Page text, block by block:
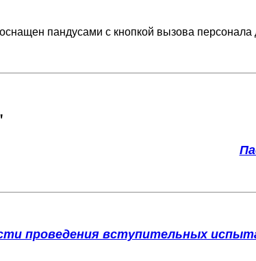
пандусами с кнопкой вызова персонала
проведения вступительных